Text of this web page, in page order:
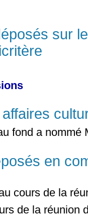
sur
fond a nommé
en
cours de la
de la réunion